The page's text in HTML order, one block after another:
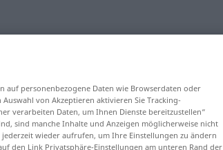
auf personenbezogene Daten wie Browserdaten oder
von Akzeptieren aktivieren Sie Tracking-
verarbeiten Daten, um Ihnen Dienste bereitzustellen“
sind manche Inhalte und Anzeigen möglicherweise nicht
wieder aufrufen, um Ihre Einstellungen zu ändern
den Link Privatsphäre-Einstellungen am unteren Rand der